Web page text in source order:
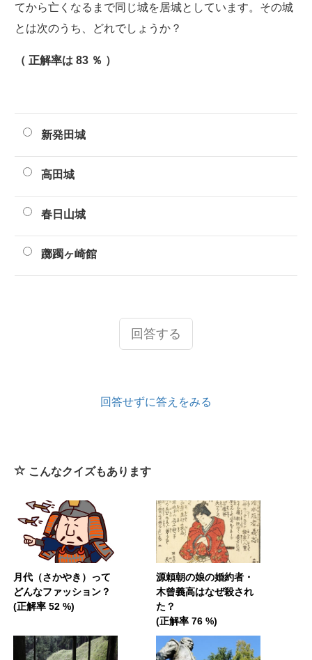
てから亡くなるまで同じ城を居城としています。その城
とは次のうち、どれでしょうか？
（ 正解率は 83 ％ ）
新発田城
高田城
春日山城
躑躅ヶ崎館
回答する
回答せずに答えをみる
こんなクイズもあります
月代（さかやき）って
どんなファッション？
(正解率 52 %)
源頼朝の娘の婚約者・
木曾義高はなぜ殺され
た？
(正解率 76 %)